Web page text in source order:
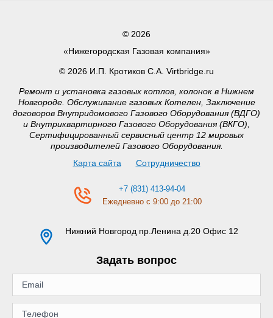
© 2026
«Нижегородская Газовая компания»
© 2026 И.П. Кротиков С.А. Virtbridge.ru
Ремонт и установка газовых котлов, колонок в Нижнем
Новгороде. Обслуживание газовых Котелен, Заключение
договоров Внутридомового Газового Оборудования (ВДГО)
и Внутриквартирного Газового Оборудования (ВКГО),
Сертифицированный сервисный центр 12 мировых
производителей Газового Оборудования.
Карта сайта
Сотрудничество
+7 (831) 413-94-04
Ежедневно с 9:00 до 21:00
Нижний Новгород пр.Ленина д.20 Офис 12
Задать вопрос